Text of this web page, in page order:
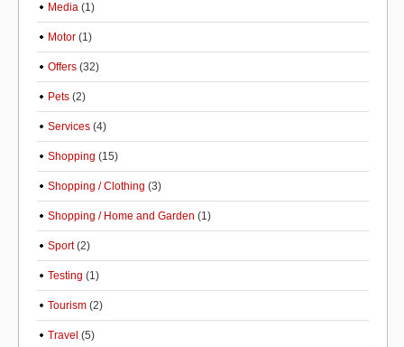
Media (1)
Motor (1)
Offers (32)
Pets (2)
Services (4)
Shopping (15)
Shopping / Clothing (3)
Shopping / Home and Garden (1)
Sport(2)
Testing (1)
Tourism (2)
Travel (5)